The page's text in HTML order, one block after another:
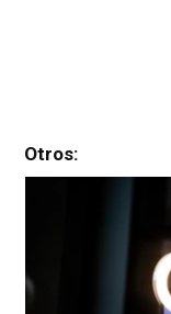
Otros: